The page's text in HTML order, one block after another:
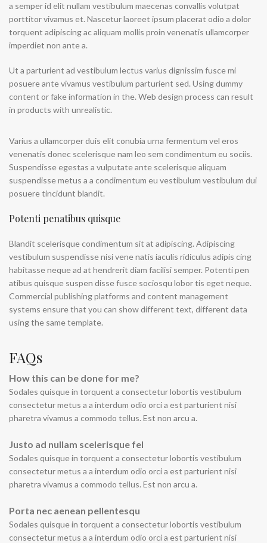
a semper id elit nullam vestibulum maecenas convallis volutpat
porttitor vivamus et. Nascetur laoreet ipsum placerat odio a dolor
torquent adipiscing ac aliquam mollis proin venenatis ullamcorper
imperdiet non ante a.
Ut a parturient ad vestibulum lectus varius dignissim fusce mi
posuere ante vivamus vestibulum parturient sed. Using dummy
content or fake information in the. Web design process can result
in products with unrealistic.
Varius a ullamcorper duis elit conubia urna fermentum vel eros
venenatis donec scelerisque nam leo sem condimentum eu sociis.
Suspendisse egestas a vulputate ante scelerisque aliquam
suspendisse metus a a condimentum eu vestibulum vestibulum dui
posuere tincidunt blandit.
Potenti penatibus quisque
Blandit scelerisque condimentum sit at adipiscing. Adipiscing
vestibulum suspendisse nisi vene natis iaculis ridiculus adipis cing
habitasse neque ad at hendrerit diam facilisi semper. Potenti pen
atibus quisque suspen disse fusce sociosqu lobor tis eget neque.
Commercial publishing platforms and content management
systems ensure that you can show different text, different data
using the same template.
FAQs
How this can be done for me?
Sodales quisque in torquent a consectetur lobortis vestibulum
consectetur metus a a interdum odio orci a est parturient nisi
pharetra vivamus a commodo tellus. Est non arcu a.
Justo ad nullam scelerisque fel
Sodales quisque in torquent a consectetur lobortis vestibulum
consectetur metus a a interdum odio orci a est parturient nisi
pharetra vivamus a commodo tellus. Est non arcu a.
Porta nec aenean pellentesqu
Sodales quisque in torquent a consectetur lobortis vestibulum
consectetur metus a a interdum odio orci a est parturient nisi